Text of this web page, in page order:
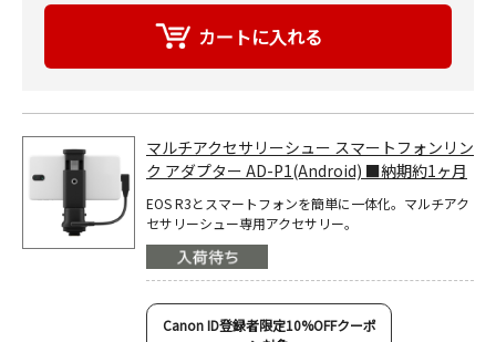
マルチアクセサリーシュー スマートフォンリン
ク アダプター AD-P1(Android) ■納期約1ヶ月
EOS R3とスマートフォンを簡単に一体化。マルチアク
セサリーシュー専用アクセサリー。
Canon ID登録者限定10%OFFクーポ